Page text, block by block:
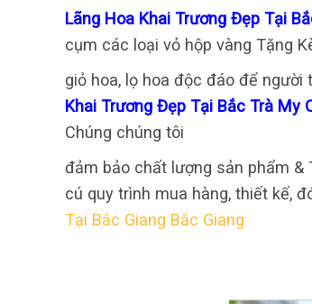
Lãng Hoa Khai Trương Đẹp Tại
cụm các loại vỏ hộp vàng Tặng
giỏ hoa, lọ hoa độc đáo để
Khai Trương Đẹp Tại Bắc Trà My
Chúng chúng tôi
đảm bảo chất lượng sản phẩm
cú quy trình mua hàng, thiết kế,
Tại Bắc Giang Bắc Giang